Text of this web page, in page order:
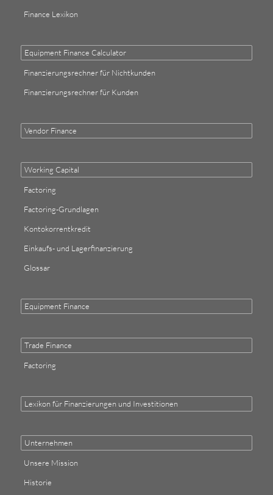
Finance Lexikon
Equipment Finance Calculator
Finanzierungsrechner für Nichtkunden
Finanzierungsrechner für Kunden
Vendor Finance
Working Capital
Factoring
Factoring-Grundlagen
Kontokorrentkredit
Einkaufs- und Lagerfinanzierung
Glossar
Equipment Finance
Trade Finance
Factoring
Lexikon für Finanzierungen und Investitionen
Unternehmen
Unsere Mission
Historie